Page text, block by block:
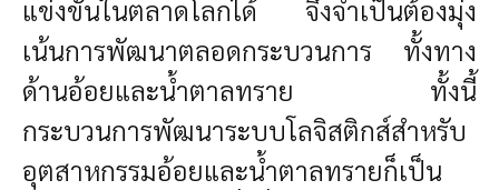
แข่งขันในตลาดโลกได้ จึงจำเป็นต้องมุ่ง
เน้นการพัฒนาตลอดกระบวนการ ทั้งทาง
ด้านอ้อยและน้ำตาลทราย ทั้งนี้
กระบวนการพัฒนาระบบโลจิสติกส์สำหรับ
อุตสาหกรรมอ้อยและน้ำตาลทรายก็เป็น